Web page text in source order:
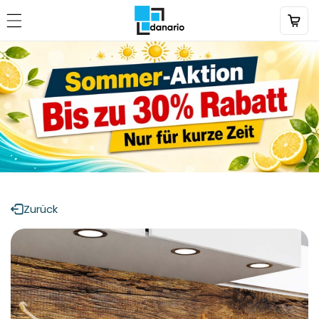
zum
Inhalt
Zurück